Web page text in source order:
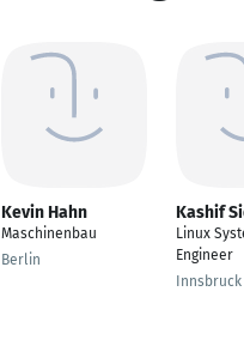
Kevin Hahn
Maschinenbau
Berlin
Kashif
Linux
Engineer
Innsbruck